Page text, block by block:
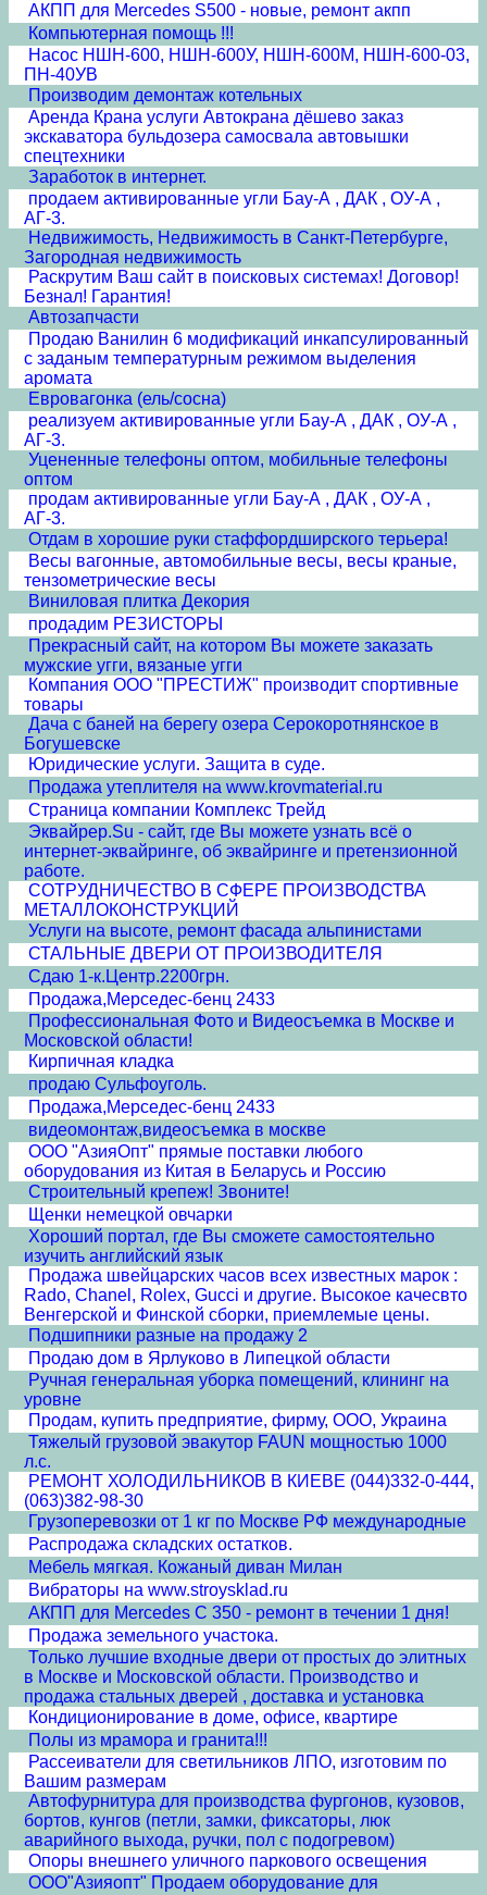
АКПП для Mercedes S500 - новые, ремонт акпп
Компьютерная помощь !!!
Насос НШН-600, НШН-600У, НШН-600М, НШН-600-03,
ПН-40УВ
Производим демонтаж котельных
Аренда Крана услуги Автокрана дёшево заказ
экскаватора бульдозера самосвала автовышки
спецтехники
Заработок в интернет.
продаем активированные угли Бау-А , ДАК , ОУ-А ,
АГ-3.
Недвижимость, Недвижимость в Санкт-Петербурге,
Загородная недвижимость
Раскрутим Ваш сайт в поисковых системах! Договор!
Безнал! Гарантия!
Автозапчасти
Продаю Ванилин 6 модификаций инкапсулированный
с заданым температурным режимом выделения
аромата
Евровагонка (ель/сосна)
реализуем активированные угли Бау-А , ДАК , ОУ-А ,
АГ-3.
Уцененные телефоны оптом, мобильные телефоны
оптом
продам активированные угли Бау-А , ДАК , ОУ-А ,
АГ-3.
Отдам в хорошие руки стаффордширского терьера!
Весы вагонные, автомобильные весы, весы краные,
тензометрические весы
Виниловая плитка Декория
продадим РЕЗИСТОРЫ
Прекрасный сайт, на котором Вы можете заказать
мужские угги, вязаные угги
Компания ООО "ПРЕСТИЖ" производит спортивные
товары
Дача с баней на берегу озера Серокоротнянское в
Богушевске
Юридические услуги. Защита в суде.
Продажа утеплителя на www.krovmaterial.ru
Страница компании Комплекс Трейд
Эквайрер.Su - сайт, где Вы можете узнать всё о
интернет-эквайринге, об эквайринге и претензионной
работе.
СОТРУДНИЧЕСТВО В СФЕРЕ ПРОИЗВОДСТВА
МЕТАЛЛОКОНСТРУКЦИЙ
Услуги на высоте, ремонт фасада альпинистами
СТАЛЬНЫЕ ДВЕРИ ОТ ПРОИЗВОДИТЕЛЯ
Сдаю 1-к.Центр.2200грн.
Продажа,Мерседес-бенц 2433
Профессиональная Фото и Видеосъемка в Москве и
Московской области!
Кирпичная кладка
продаю Сульфоуголь.
Продажа,Мерседес-бенц 2433
видеомонтаж,видеосъемка в москве
ООО "АзияОпт" прямые поставки любого
оборудования из Китая в Беларусь и Россию
Строительный крепеж! Звоните!
Щенки немецкой овчарки
Хороший портал, где Вы сможете самостоятельно
изучить английский язык
Продажа швейцарских часов всех известных марок :
Rado, Chanel, Rolex, Gucci и другие. Высокое качесвто
Венгерской и Финской сборки, приемлемые цены.
Подшипники разные на продажу 2
Продаю дом в Ярлуково в Липецкой области
Ручная генеральная уборка помещений, клининг на
уровне
Продам, купить предприятие, фирму, ООО, Украина
Тяжелый грузовой эвакутор FAUN мощностью 1000
л.с.
РЕМОНТ ХОЛОДИЛЬНИКОВ В КИЕВЕ (044)332-0-444,
(063)382-98-30
Грузоперевозки от 1 кг по Москве РФ международные
Распродажа складских остатков.
Мебель мягкая. Кожаный диван Милан
Вибраторы на www.stroysklad.ru
АКПП для Mercedes С 350 - ремонт в течении 1 дня!
Продажа земельного участока.
Только лучшие входные двери от простых до элитных
в Москве и Московской области. Производство и
продажа стальных дверей , доставка и установка
Кондиционирование в доме, офисе, квартире
Полы из мрамора и гранита!!!
Рассеиватели для светильников ЛПО, изготовим по
Вашим размерам
Автофурнитура для производства фургонов, кузовов,
бортов, кунгов (петли, замки, фиксаторы, люк
аварийного выхода, ручки, пол с подогревом)
Опоры внешнего уличного паркового освещения
ООО"Азияопт" Продаем оборудование для